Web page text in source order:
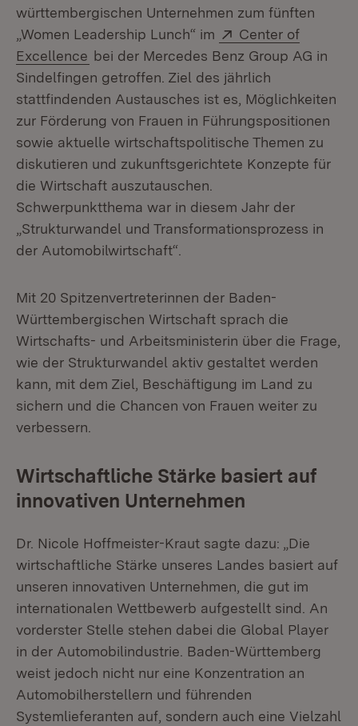
württembergischen Unternehmen zum fünften
„Women Leadership Lunch“ im
Extern:
Center of
Excellence (Öffnet in neuem Fenster)
bei der Mercedes Benz Group AG in
Sindelfingen getroffen. Ziel des jährlich
stattfindenden Austausches ist es, Möglichkeiten
zur Förderung von Frauen in Führungspositionen
sowie aktuelle wirtschaftspolitische Themen zu
diskutieren und zukunftsgerichtete Konzepte für
die Wirtschaft auszutauschen.
Schwerpunktthema war in diesem Jahr der
„Strukturwandel und Transformationsprozess in
der Automobilwirtschaft“.
Mit 20 Spitzenvertreterinnen der Baden-
Württembergischen Wirtschaft sprach die
Wirtschafts- und Arbeitsministerin über die Frage,
wie der Strukturwandel aktiv gestaltet werden
kann, mit dem Ziel, Beschäftigung im Land zu
sichern und die Chancen von Frauen weiter zu
verbessern.
Wirtschaftliche Stärke basiert auf
innovativen Unternehmen
Dr. Nicole Hoffmeister-Kraut sagte dazu: „Die
wirtschaftliche Stärke unseres Landes basiert auf
unseren innovativen Unternehmen, die gut im
internationalen Wettbewerb aufgestellt sind. An
vorderster Stelle stehen dabei die Global Player
in der Automobilindustrie. Baden-Württemberg
weist jedoch nicht nur eine Konzentration an
Automobilherstellern und führenden
Systemlieferanten auf, sondern auch eine Vielzahl